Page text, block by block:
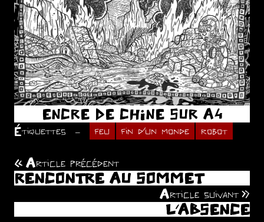
ENCRE DE CHINE SUR A4
Étiquettes feu fin d'un monde robot
Navigation
de
Article précédent
RENCONTRE AU SOMMET
Article suivant
L’ABSENCE